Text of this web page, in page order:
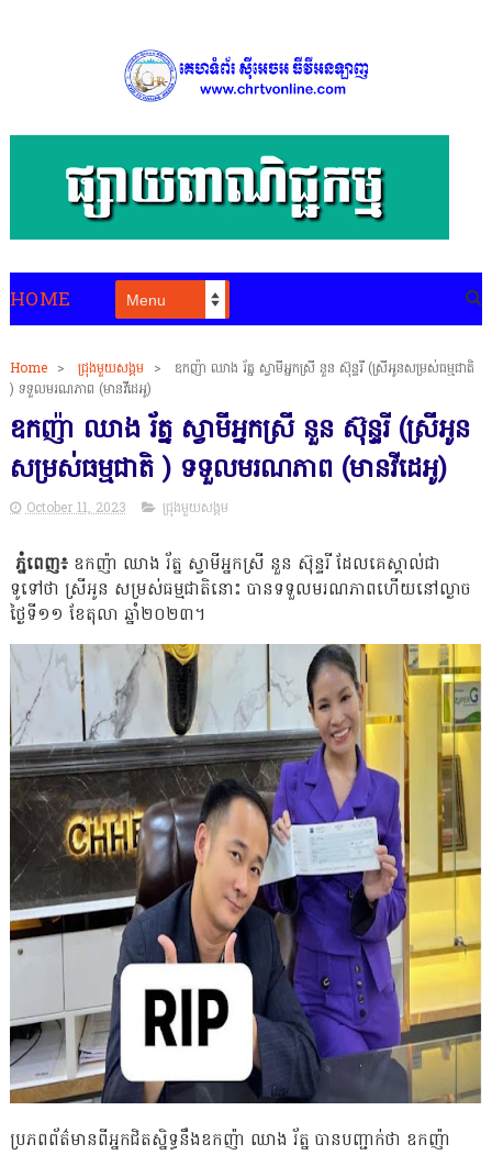
HOME
Home > ជ្រុងមួយសង្គម >
ឧកញ៉ា ឈាង រ័ត្ន ស្វាមីអ្នកស្រី នួន ស៊ុន្ទរី (ស្រីអូនសម្រស់ធម្មជាតិ
) ទទួលមរណភាព (មានវីដេអូ)
ឧកញ៉ា ឈាង រ័ត្ន ស្វាមីអ្នកស្រី នួន ស៊ុន្ទរី (ស្រីអូន
សម្រស់ធម្មជាតិ ) ទទួលមរណភាព (មានវីដេអូ)
October 11, 2023 ជ្រុងមួយសង្គម
ភ្នំពេញ៖ ឧកញ៉ា ឈាង រ័ត្ន ស្វាមីអ្នកស្រី នួន ស៊ុន្ទរី ដែលគេស្គាល់ជា
ទូទៅថា ស្រីអូន សម្រស់ធម្មជាតិនោះ បានទទួលមរណភាពហើយនៅល្ងាច
ថ្ងៃទី១១ ខែតុលា ឆ្នាំ២០២៣។
ប្រភពព័ត៌មានពីអ្នកជិតស្និទ្ធនឹងឧកញ៉ា ឈាង រ័ត្ន បានបញ្ជាក់ថា ឧកញ៉ា